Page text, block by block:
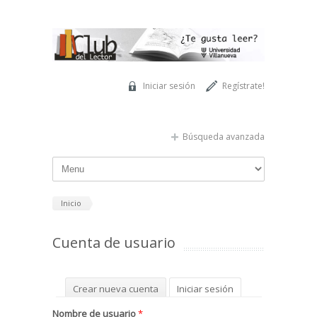
Regístrate!
Iniciar sesión
Búsqueda avanzada
Inicio
Cuenta de usuario
Solapas principales
Crear nueva cuenta Iniciar sesión
Solicitar una nueva contraseña
Nombre de usuario*